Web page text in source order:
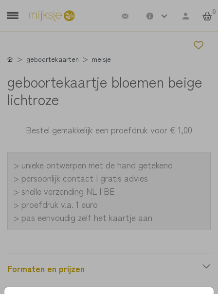
0
geboortekaarten meisje
geboortekaartje bloemen beige
lichtroze
Bestel gemakkelijk een proefdruk voor€ 1,00
> unieke ontwerpen met de hand getekend
> persoonlijk contact | gratis advies
> snelle verzending NL | BE
> proefdruk v.a. 1 euro
> pas eenvoudig zelf het kaartje aan
Formaten en prijzen